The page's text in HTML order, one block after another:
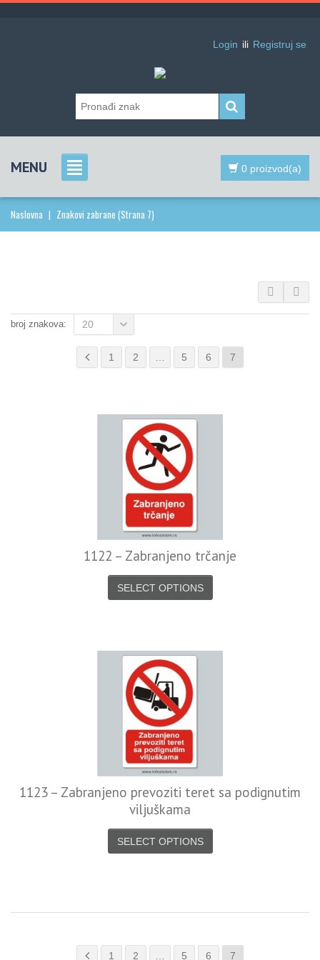
Login ili Registruj se
MENU 0 proizvod(a)
Naslovna | Znakovi zabrane (Strana 7)
1 2 5 6 7
broj znakova: 20
1122 – Zabranjeno trčanje
SELECT OPTIONS
1123 – Zabranjeno prevoziti teret sa podignutim
viljuškama
SELECT OPTIONS
1 2 5 6 7